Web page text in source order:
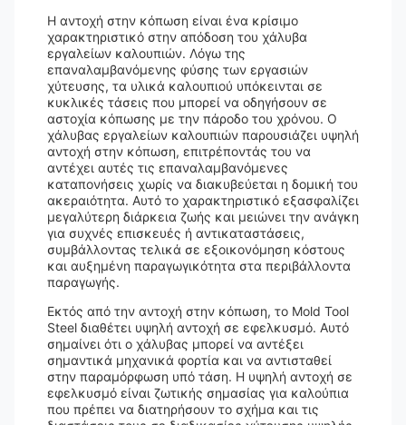
Η αντοχή στην κόπωση είναι ένα κρίσιμο
χαρακτηριστικό στην απόδοση του χάλυβα
εργαλείων καλουπιών. Λόγω της
επαναλαμβανόμενης φύσης των εργασιών
χύτευσης, τα υλικά καλουπιού υπόκεινται σε
κυκλικές τάσεις που μπορεί να οδηγήσουν σε
αστοχία κόπωσης με την πάροδο του χρόνου. Ο
χάλυβας εργαλείων καλουπιών παρουσιάζει υψηλή
αντοχή στην κόπωση, επιτρέποντάς του να
αντέχει αυτές τις επαναλαμβανόμενες
καταπονήσεις χωρίς να διακυβεύεται η δομική του
ακεραιότητα. Αυτό το χαρακτηριστικό εξασφαλίζει
μεγαλύτερη διάρκεια ζωής και μειώνει την ανάγκη
για συχνές επισκευές ή αντικαταστάσεις,
συμβάλλοντας τελικά σε εξοικονόμηση κόστους
και αυξημένη παραγωγικότητα στα περιβάλλοντα
παραγωγής.
Εκτός από την αντοχή στην κόπωση, το Mold Tool
Steel διαθέτει υψηλή αντοχή σε εφελκυσμό. Αυτό
σημαίνει ότι ο χάλυβας μπορεί να αντέξει
σημαντικά μηχανικά φορτία και να αντισταθεί
στην παραμόρφωση υπό τάση. Η υψηλή αντοχή σε
εφελκυσμό είναι ζωτικής σημασίας για καλούπια
που πρέπει να διατηρήσουν το σχήμα και τις